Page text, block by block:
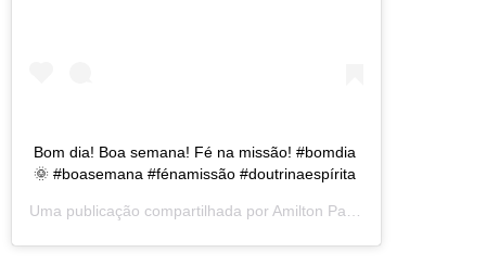
Bom dia! Boa semana! Fé na missão! #bomdia
🌞 #boasemana #fénamissão #doutrinaespírita
Uma publicação compartilhada por Amilton Passos